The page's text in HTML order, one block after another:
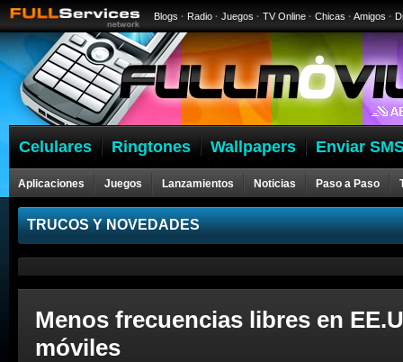
Blogs · Radio · Juegos · TV Online · Chicas · Amigos ·
Celulares Ringtones Wallpapers Enviar
Aplicaciones Juegos Lanzamientos Noticias Paso a Paso
Celulares
TRUCOS Y NOVEDADES
Menos frecuencias libres en
móviles